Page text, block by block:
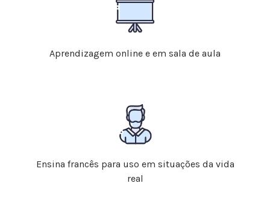
Aprendizagem online e em sala de aula
Ensina francês para uso em situações da vida
real